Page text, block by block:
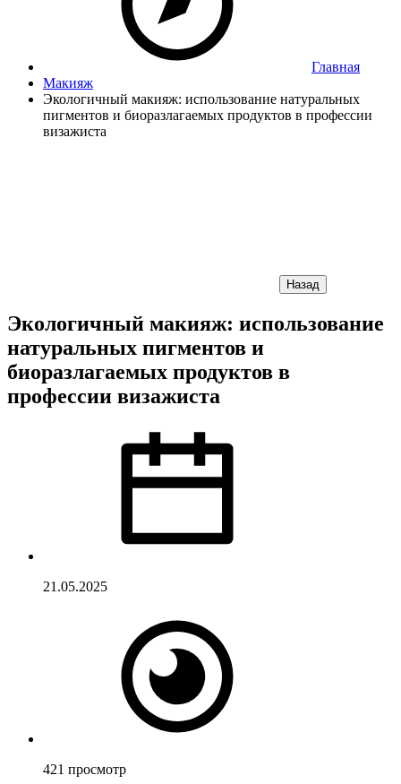
Главная
Макияж
Экологичный макияж: использование натуральных
пигментов и биоразлагаемых продуктов в профессии
визажиста
Назад
Экологичный макияж: использование
натуральных пигментов и
биоразлагаемых продуктов в
профессии визажиста
21.05.2025
421 просмотр